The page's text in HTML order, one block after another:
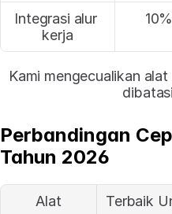
Integrasi alur
kerja
10%
Kami mengecualikan
Perbandingan
Tahun 2026
Alat Terbaik